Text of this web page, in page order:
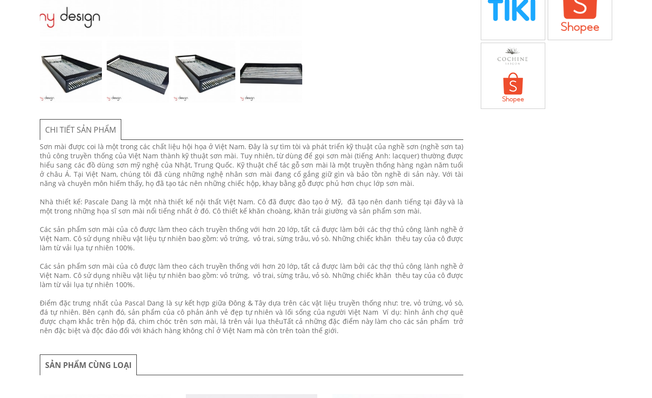
CHI TIẾT SẢN PHẨM
Sơn mài được coi là một trong các chất liệu hội họa ở Việt Nam. Đây là sự tìm tòi và phát triển kỹ thuật của nghề sơn (nghề sơn ta)
thủ công truyền thống của Việt Nam thành kỹ thuật sơn mài. Tuy nhiên, từ dùng để gọi sơn mài (tiếng Anh: lacquer) thường được
hiểu sang các đồ dùng sơn mỹ nghệ của Nhật, Trung Quốc. Kỹ thuật chế tác gỗ sơn mài là một truyền thống hàng ngàn năm tuổi
ở châu Á. Tại Việt Nam, chúng tôi đã cùng những nghệ nhân sơn mài đang cố gắng giữ gìn và bảo tồn nghề di sản này. Với tài
năng và chuyên môn hiếm thấy, họ đã tạo tác nên những chiếc hộp, khay bằng gỗ được phủ hơn chục lớp sơn mài.
Nhà thiết kế: Pascale Dang là một nhà thiết kế nội thất Việt Nam. Cô đã được đào tạo ở Mỹ, đã tạo nên danh tiếng tại đây và là
một trong những họa sĩ sơn mài nổi tiếng nhất ở đó. Cô thiết kế khăn choàng, khăn trải giường và sản phẩm sơn mài.
Các sản phẩm sơn mài của cô được làm theo cách truyền thống với hơn 20 lớp, tất cả được làm bởi các thợ thủ công lành nghề ở
Việt Nam. Cô sử dụng nhiều vật liệu tự nhiên bao gồm: vỏ trứng, vỏ trai, sừng trâu, vỏ sò. Những chiếc khăn thêu tay của cô được
làm từ vải lụa tự nhiên 100%.
Các sản phẩm sơn mài của cô được làm theo cách truyền thống với hơn 20 lớp, tất cả được làm bởi các thợ thủ công lành nghề ở
Việt Nam. Cô sử dụng nhiều vật liệu tự nhiên bao gồm: vỏ trứng, vỏ trai, sừng trâu, vỏ sò. Những chiếc khăn thêu tay của cô được
làm từ vải lụa tự nhiên 100%.
Điểm đặc trưng nhất của Pascal Dang là sự kết hợp giữa Đông & Tây dựa trên các vật liệu truyền thống như: tre, vỏ trứng, vỏ sò,
đá tự nhiên. Bên cạnh đó, sản phẩm của cô phản ánh vẻ đẹp tự nhiên và lối sống của người Việt Nam Ví dụ: hình ảnh chợ quê
được chạm khắc trên hộp đá, chim chóc trên sơn mài, lá trên vải lụa thêuTất cả những đặc điểm này làm cho các sản phẩm trở
nên đặc biệt và độc đáo đối với khách hàng không chỉ ở Việt Nam mà còn trên toàn thế giới.
SẢN PHẨM CÙNG LOẠI